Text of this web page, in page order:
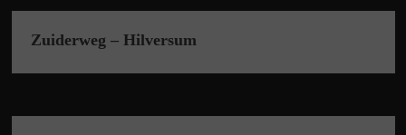
Zuiderweg – Hilversum